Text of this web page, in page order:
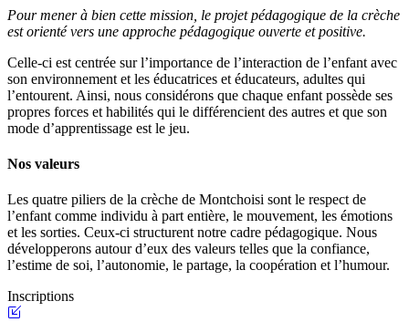
Pour mener à bien cette mission, le projet pédagogique de la crèche
est orienté vers une approche pédagogique ouverte et positive.
Celle-ci est centrée sur l’importance de l’interaction de l’enfant avec
son environnement et les éducatrices et éducateurs, adultes qui
l’entourent. Ainsi, nous considérons que chaque enfant possède ses
propres forces et habilités qui le différencient des autres et que son
mode d’apprentissage est le jeu.
Nos valeurs
Les quatre piliers de la crèche de Montchoisi sont le respect de
l’enfant comme individu à part entière, le mouvement, les émotions
et les sorties. Ceux-ci structurent notre cadre pédagogique. Nous
développerons autour d’eux des valeurs telles que la confiance,
l’estime de soi, l’autonomie, le partage, la coopération et l’humour.
Inscriptions